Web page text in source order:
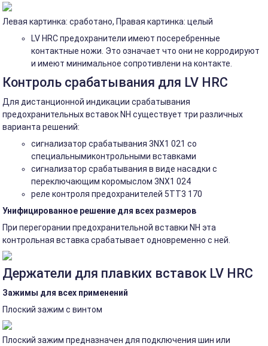
Левая картинка: сработано, Правая картинка: целый
LV HRC предохранители имеют посеребренные
контактные ножи. Это означает что они не корродируют
и имеют минимальное сопротивлени на контакте.
Контроль срабатывания для LV HRC
Для дистанционной индикации срабатывания
предохранительных вставок NH существует три различных
варианта решений:
сигнализатор срабатывания 3NX1 021 со
специальнымиконтрольными вставками
сигнализатор срабатывания в виде насадки с
переключающим коромыслом 3NX1 024
реле контроля предохранителей 5TT3 170
Унифицированное решение для всех размеров
При перегорании предохранительной вставки NH эта
контрольная вставка срабатывает одновременно с ней.
Держатели для плавких вставок LV HRC
Зажимы для всех применений
Плоский зажим с винтом
Плоский зажим предназначен для подключения шин или